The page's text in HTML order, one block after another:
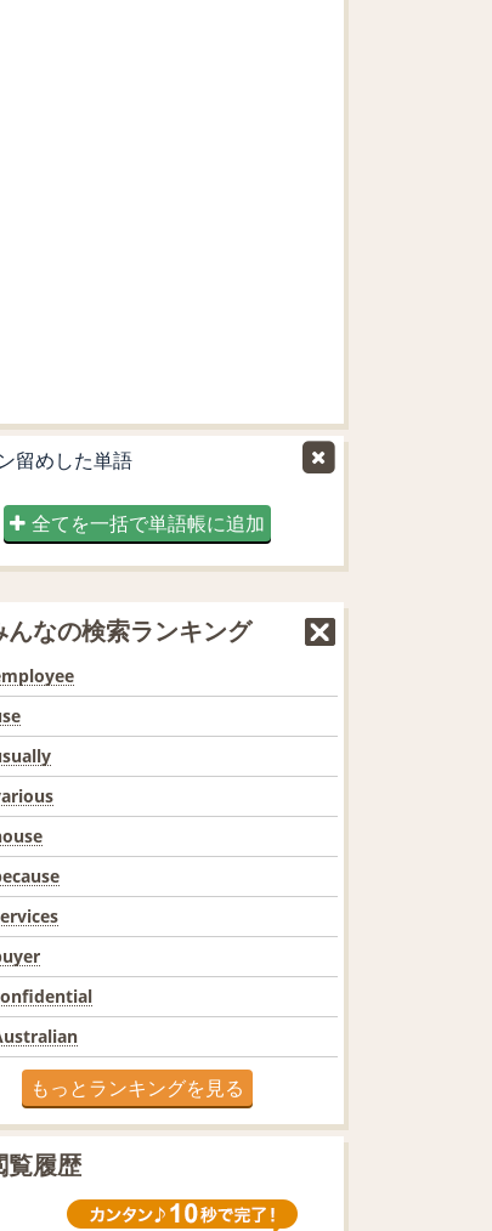
留めした単語
全てを一括で単語帳に追加
んなの検索ランキング
もっとランキングを見る
覧履歴